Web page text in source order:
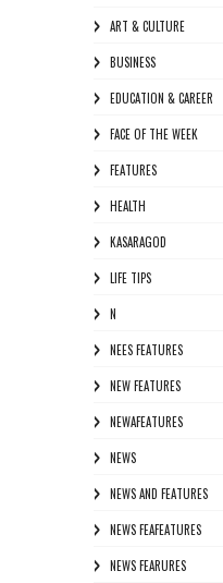
ART & CULTURE
BUSINESS
EDUCATION & CAREER
FACE OF THE WEEK
FEATURES
HEALTH
KASARAGOD
LIFE TIPS
N
NEES FEATURES
NEW FEATURES
NEWAFEATURES
NEWS
NEWS AND FEATURES
NEWS FEAFEATURES
NEWS FEARURES